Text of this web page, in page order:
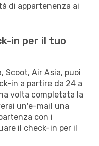
di appartenenza ai
in per il tuo
Scoot, Air Asia, puoi
in a partire da 24 a
volta completata la
un'e-mail una
con i
il check-in per il